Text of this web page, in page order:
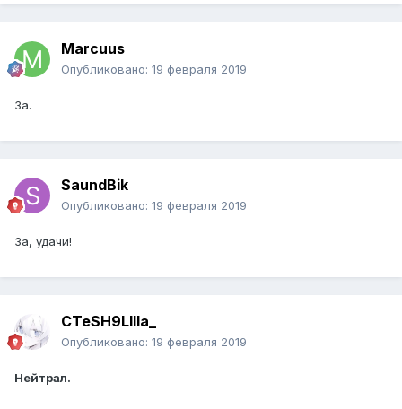
Marcuus
Опубликовано: 19 февраля 2019
За.
SaundBik
Опубликовано: 19 февраля 2019
За, удачи!
CTeSH9LIIIa_
Опубликовано: 19 февраля 2019
Нейтрал.